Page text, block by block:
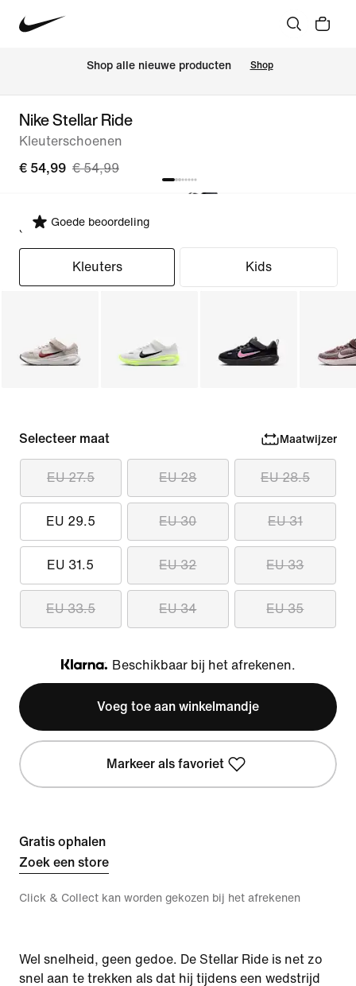
Shop alle nieuwe producten Shop
Nike Stellar Ride
Kleuterschoenen
€ 54,99 € 54,99
Goede beoordeling
Selecteer pasvorm
Kleuters Kids
Selecteer maat Maatwijzer
EU 27.5 EU 28 EU 28.5
EU 29.5 EU 30 EU 31
EU 31.5 EU 32 EU 33
EU 33.5 EU 34 EU 35
Klarna
Beschikbaar bij het afrekenen.
Voeg toe aan winkelmandje
Markeer als favoriet
Gratis ophalen
Zoek een store
Click & Collect kan worden gekozen bij het afrekenen
Wel snelheid, geen gedoe. De Stellar Ride is net zo
snel aan te trekken als dat hij tijdens een wedstrijd